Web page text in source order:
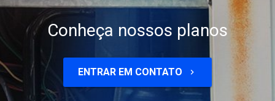
Conheça nossos planos
keyboard_arrow_right
ENTRAR EM CONTATO